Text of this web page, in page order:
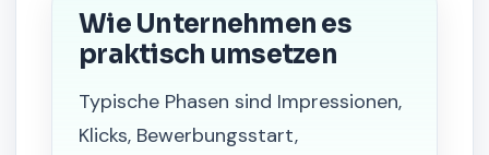
Wie Unternehmen es
praktisch umsetzen
Typische Phasen sind Impressionen,
Klicks, Bewerbungsstart,